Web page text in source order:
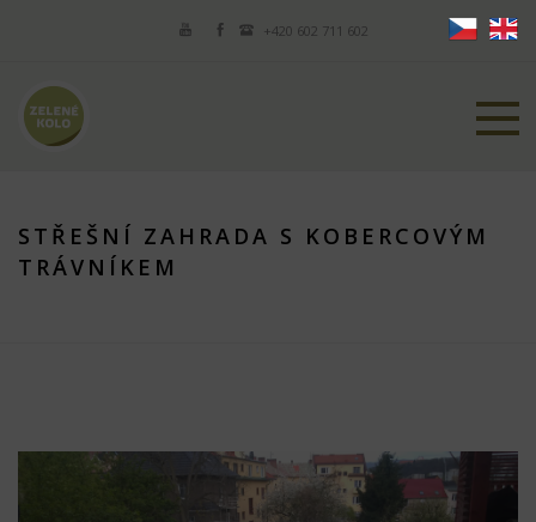
+420 602 711 602
STŘEŠNÍ ZAHRADA S KOBERCOVÝM
TRÁVNÍKEM